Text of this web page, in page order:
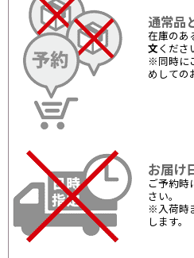
通常品
在庫のあ
文 くださ
※同時に
めしての
お届け
ご予約時
さい。
※入荷時
します。